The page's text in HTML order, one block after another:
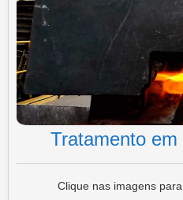
Tratamento
Clique nas imagens para